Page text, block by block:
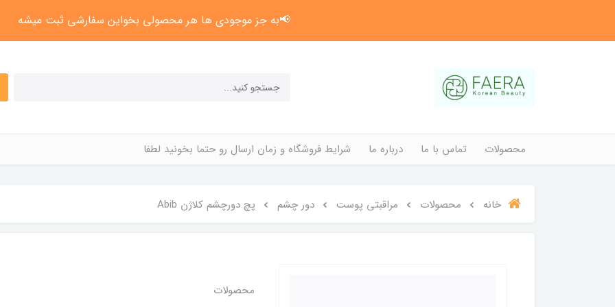
📢به جز موجودی ها هر محصولی بخواین سفارشی ثبت میشه
محصولات تماس با ما درباره ما شرایط فروشگاه و زمان ارسال رو حتما بخونید لطفا
خانه محصولات مراقبتی پوست دور چشم پچ دورچشم کلاژن Abib
محصولات